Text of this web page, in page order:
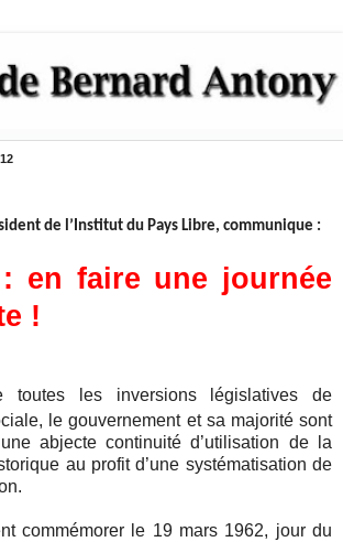
de l’Institut du Pays Libre, communique :
en faire une journée
!
toutes les inversions législatives de
le gouvernement et sa majorité sont
abjecte continuité d’utilisation de la
au profit d’une systématisation de
commémorer le 19 mars 1962, jour du